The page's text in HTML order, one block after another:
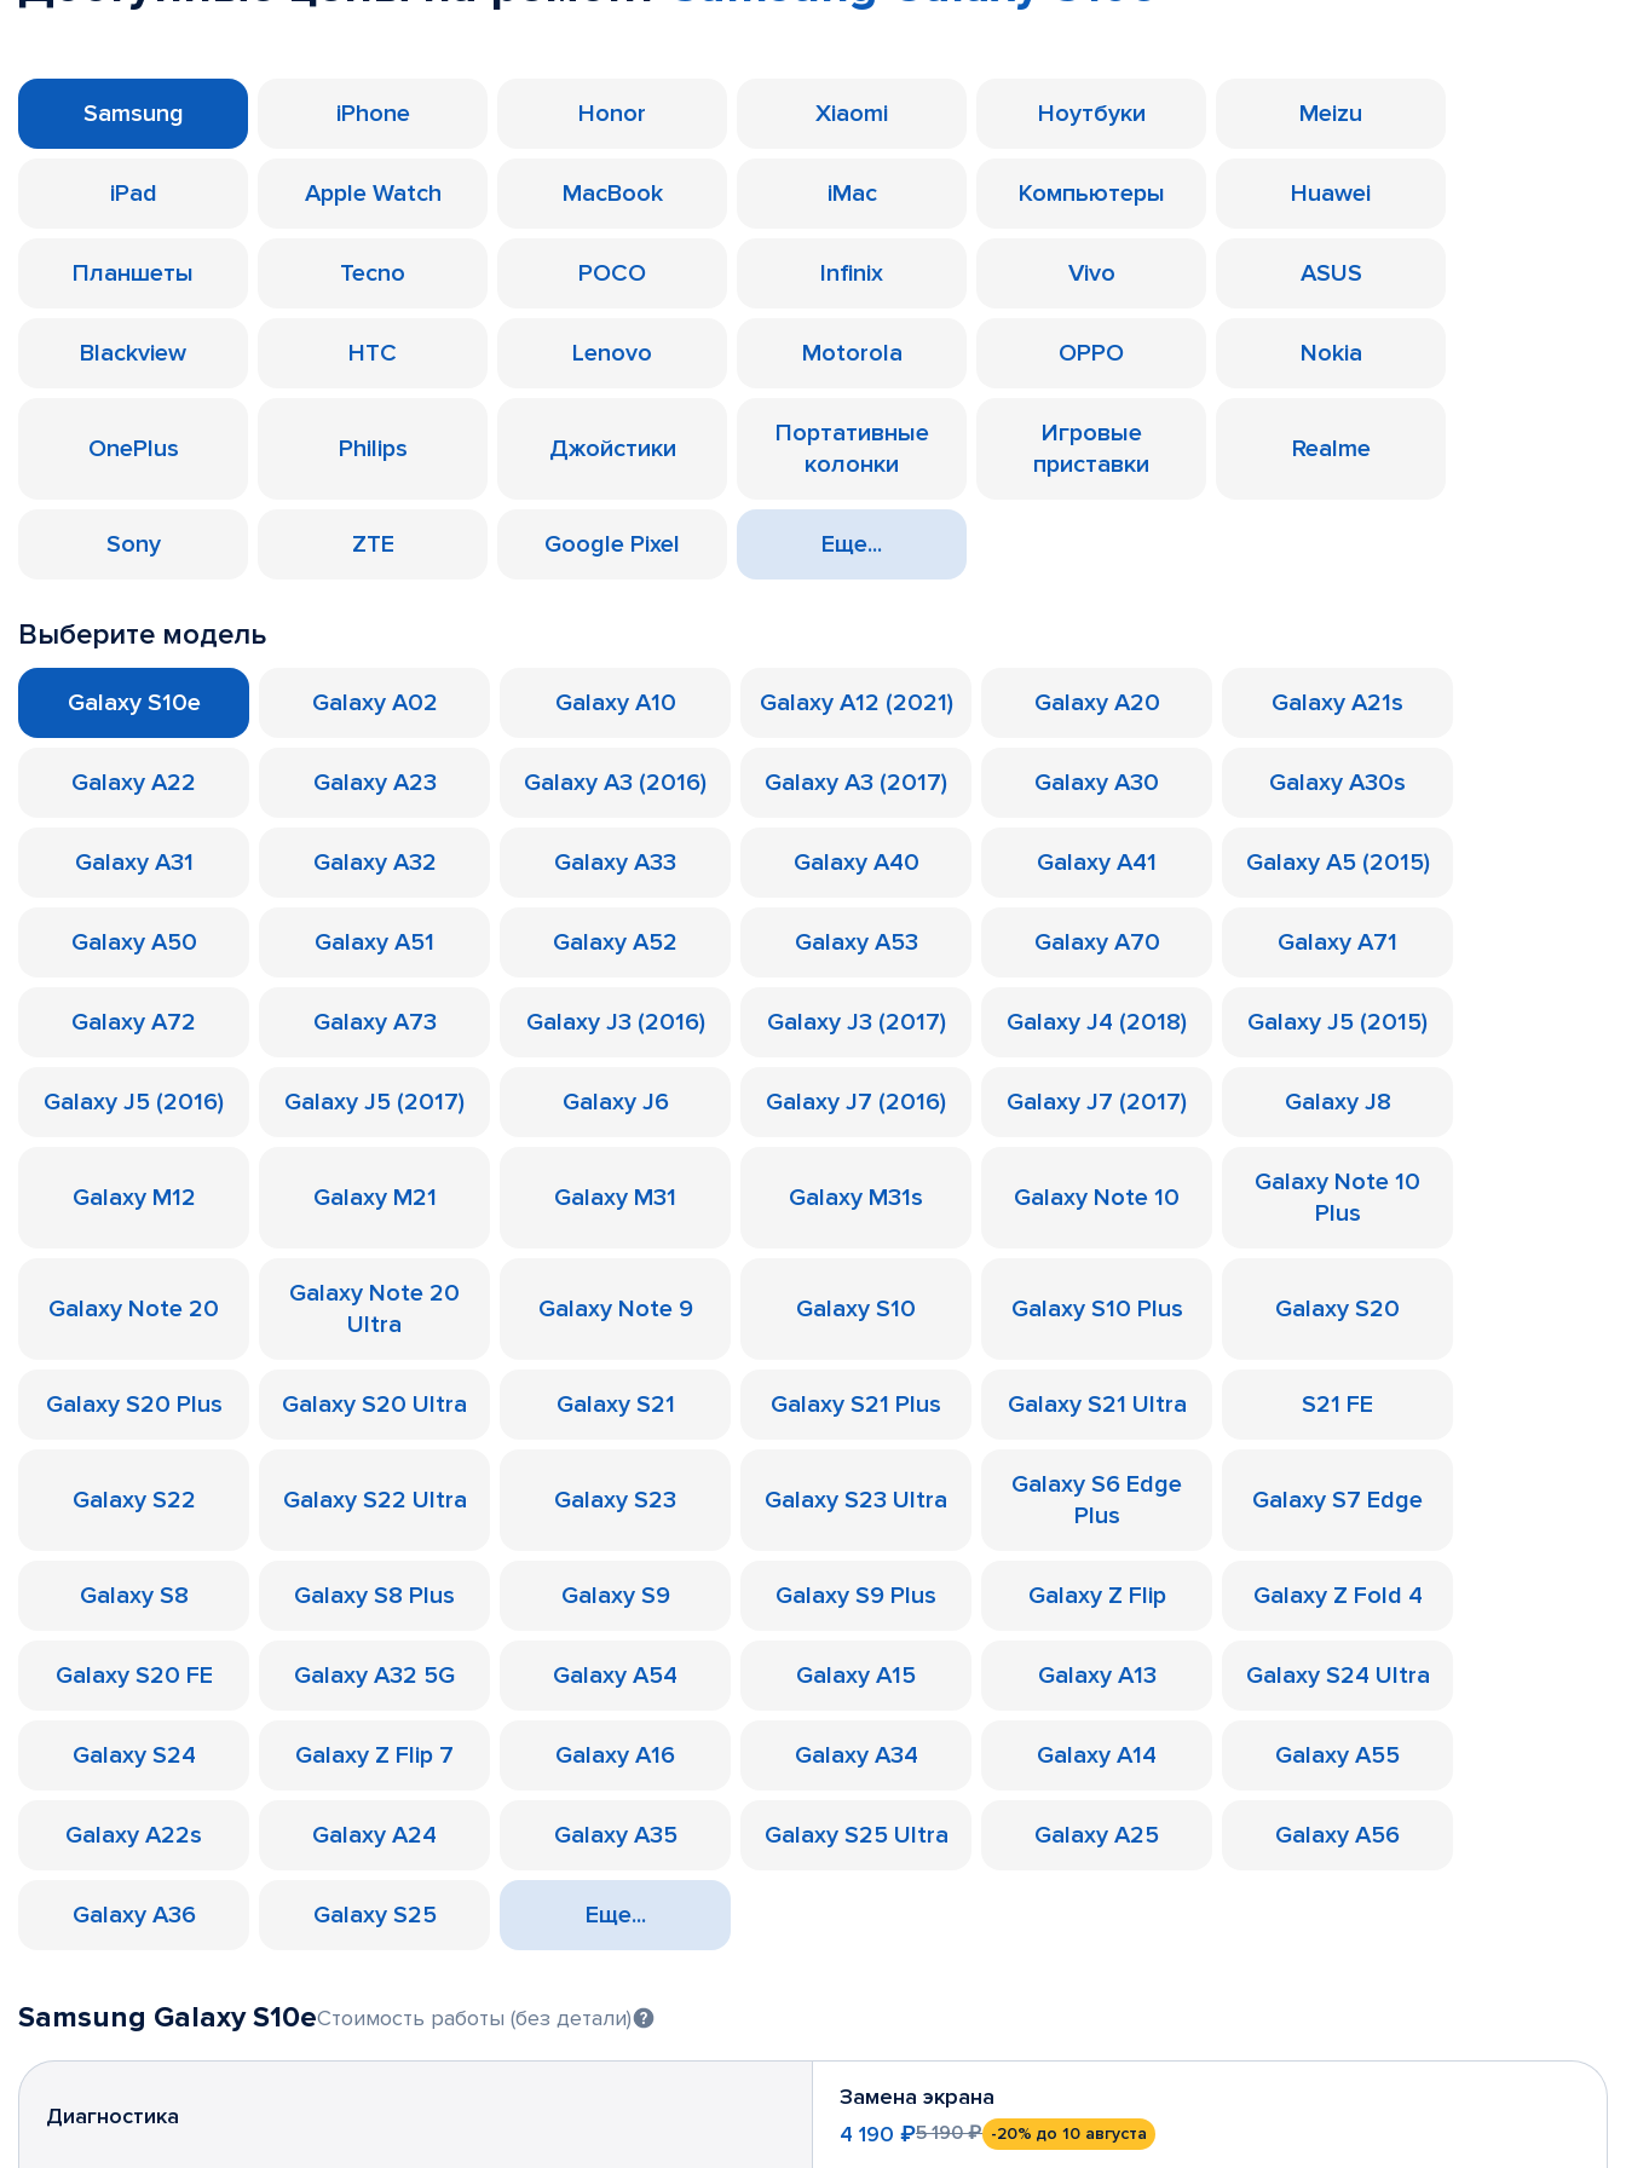
Samsung iPhone Honor Xiaomi Ноутбуки Meizu
iPad Apple Watch MacBook iMac Компьютеры Huawei
Планшеты Tecno POCO Infinix Vivo ASUS
Blackview HTC Lenovo Motorola OPPO Nokia
OnePlus Philips Джойстики
Портативные
колонки
Игровые
приставки
Realme
Sony ZTE Google Pixel Еще...
Выберите модель
Galaxy S10e Galaxy A02 Galaxy A10 Galaxy A12 (2021) Galaxy A20 Galaxy A21s
Galaxy A22 Galaxy A23 Galaxy A3 (2016) Galaxy A3 (2017) Galaxy A30 Galaxy A30s
Galaxy A31 Galaxy A32 Galaxy A33 Galaxy A40 Galaxy A41 Galaxy A5 (2015)
Galaxy A50 Galaxy A51 Galaxy A52 Galaxy A53 Galaxy A70 Galaxy A71
Galaxy A72 Galaxy A73 Galaxy J3 (2016) Galaxy J3 (2017) Galaxy J4 (2018) Galaxy J5 (2015)
Galaxy J5 (2016) Galaxy J5 (2017) Galaxy J6 Galaxy J7 (2016) Galaxy J7 (2017) Galaxy J8
Galaxy M12 Galaxy M21 Galaxy M31 Galaxy M31s Galaxy Note 10
Galaxy Note 10
Plus
Galaxy Note 20
Galaxy Note 20
Ultra
Galaxy Note 9 Galaxy S10 Galaxy S10 Plus Galaxy S20
Galaxy S20 Plus Galaxy S20 Ultra Galaxy S21 Galaxy S21 Plus Galaxy S21 Ultra S21 FE
Galaxy S22 Galaxy S22 Ultra Galaxy S23 Galaxy S23 Ultra
Galaxy S6 Edge
Plus
Galaxy S7 Edge
Galaxy S8 Galaxy S8 Plus Galaxy S9 Galaxy S9 Plus Galaxy Z Flip Galaxy Z Fold 4
Galaxy S20 FE Galaxy A32 5G Galaxy A54 Galaxy A15 Galaxy A13 Galaxy S24 Ultra
Galaxy S24 Galaxy Z Flip 7 Galaxy A16 Galaxy A34 Galaxy A14 Galaxy A55
Galaxy A22s Galaxy A24 Galaxy A35 Galaxy S25 Ultra Galaxy A25 Galaxy A56
Galaxy A36 Galaxy S25 Еще...
Samsung Galaxy S10eСтоимость работы (без детали)
Диагностика
Замена экрана
4 190 ₽5 190 ₽ -20% до 10 августа